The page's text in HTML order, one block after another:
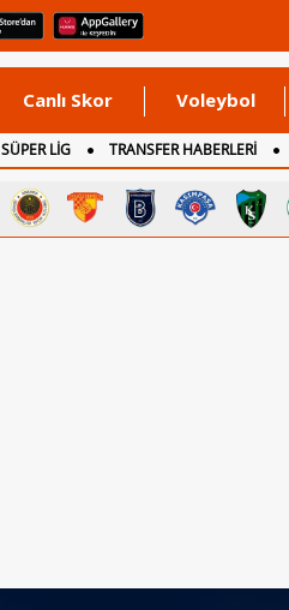
Canlı Skor Voleybol
SÜPER LİG TRANSFER HABERLERİ